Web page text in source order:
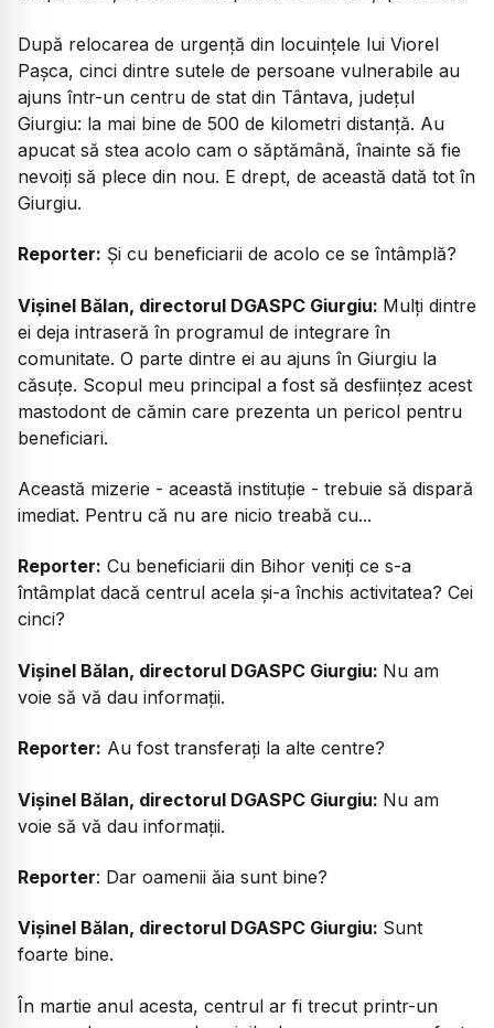
După relocarea de urgență din locuințele lui Viorel
Pașca, cinci dintre sutele de persoane vulnerabile au
ajuns într-un centru de stat din Tântava, județul
Giurgiu: la mai bine de 500 de kilometri distanță. Au
apucat să stea acolo cam o săptămână, înainte să fie
nevoiți să plece din nou. E drept, de această dată tot în
Giurgiu.
Reporter: Și cu beneficiarii de acolo ce se întâmplă?
Vișinel Bălan, directorul DGASPC Giurgiu: Mulți dintre
ei deja intraseră în programul de integrare în
comunitate. O parte dintre ei au ajuns în Giurgiu la
căsuțe. Scopul meu principal a fost să desființez acest
mastodont de cămin care prezenta un pericol pentru
beneficiari.
Această mizerie - această instituție - trebuie să dispară
imediat. Pentru că nu are nicio treabă cu...
Reporter: Cu beneficiarii din Bihor veniți ce s-a
întâmplat dacă centrul acela și-a închis activitatea? Cei
cinci?
Vișinel Bălan, directorul DGASPC Giurgiu: Nu am
voie să vă dau informații.
Reporter: Au fost transferați la alte centre?
Vișinel Bălan, directorul DGASPC Giurgiu: Nu am
voie să vă dau informații.
Reporter: Dar oamenii ăia sunt bine?
Vișinel Bălan, directorul DGASPC Giurgiu: Sunt
foarte bine.
În martie anul acesta, centrul ar fi trecut printr-un